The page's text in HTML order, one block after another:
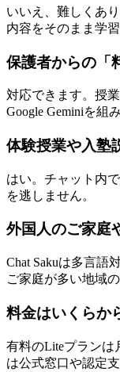
いいえ、難しくあ
内容をそのまま学
保護者からの「
対応できます。授
Google Geminiを組
体験授業や入塾
はい。チャット内
を逃しません。
外国人のご家庭
Chat Sakuは多言語
ご家庭が多い地域
料金はいくらか
有料のLiteプランは
は公式窓口や認定